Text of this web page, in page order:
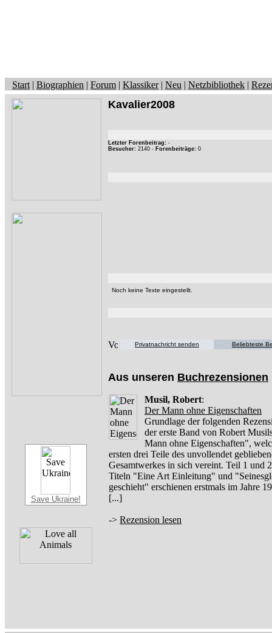
Start | Biographien | Forum | Klassiker| Neu | Netzbibliothek |
Save Ukraine!
Kavalier2008
Letzter Forenbeitrag: -
Besucher: 2140 - Forenbeiträge: 0
Noch keine Texte eingestellt.
Privatnachricht senden Beliebteste
Aus unseren Buchrezensionen
Musil, Robert:
Der Mann ohne Eigenschaften
Grundlage der folgenden
der erste Band von Robert
Mann ohne Eigenschaften",
ersten drei Teile des unvollendet
Gesamtwerkes in sich vereint. Teil 1 und
Titeln "Eine Art Einleitung" und
geschieht" erschienen erstmals im Jahre
[...]
-> Rezension lesen